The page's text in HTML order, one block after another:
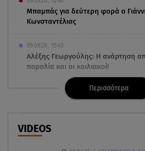
Μπαμπάς για δεύτερη φορά ο
Κωνσταντέλιας
09.08.26 , 10:43
Αλέξης Γεωργούλης: Η ανάρτηση
παραλία και οι κοιλιακοί!
ΕΦΕΤ: Ανακαλείται πασίγνωστη
φράουλα
09.08.26 , 10:13
Κορυφώνεται η έξοδος του
Περισσότερα
VIDEOS